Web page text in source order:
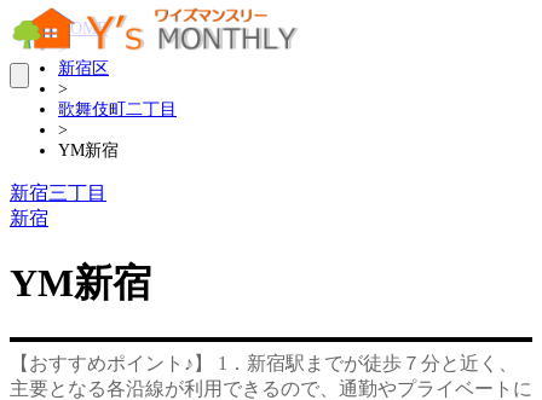
HOME
>
新宿区
>
歌舞伎町二丁目
>
YM新宿
新宿三丁目
新宿
YM新宿
【おすすめポイント♪】 1．新宿駅までが徒歩７分と近く、
主要となる各沿線が利用できるので、通勤やプライベートに